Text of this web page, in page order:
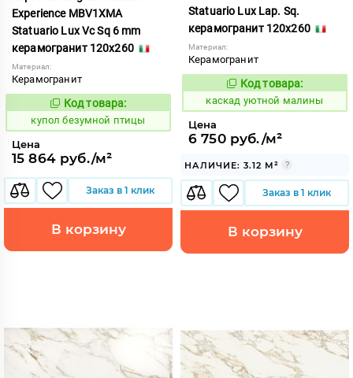
Experience MBV1XMA
Statuario Lux Vc Sq 6 mm
керамогранит 120x260
Материал:
Керамогранит
858573
Код товара:
купол безумной птицы
Цена
15 864 руб./м²
Заказ в 1 клик
В корзину
Statuario Lux Lap. Sq.
керамогранит 120x260
Материал:
Керамогранит
638796
Код товара:
каскад уютной малины
Цена
6 750 руб./м²
НАЛИЧИЕ: 3.12 М²
Заказ в 1 клик
В корзину